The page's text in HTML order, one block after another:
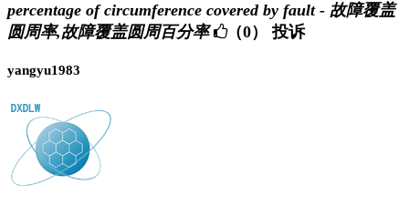
percentage of circumference covered by fault - 故障覆盖
圆周率,故障覆盖圆周百分率
（0） 投诉
yangyu1983